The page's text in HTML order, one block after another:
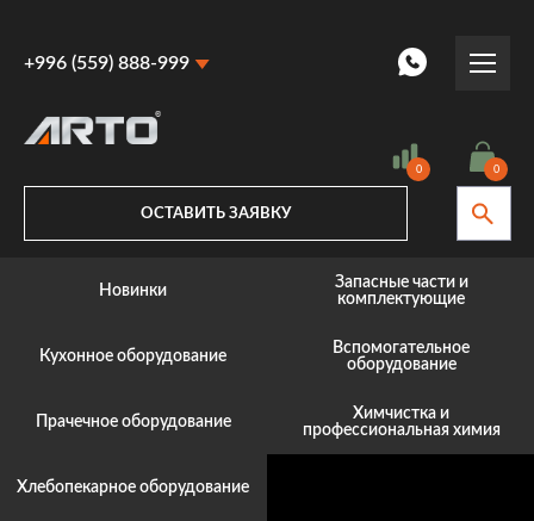
+996 (559) 888-999
+996 (559) 888-999
0 0
ОСТАВИТЬ ЗАЯВКУ
Новинки
Кухонное оборудование
Прачечное оборудование
Хлебопекарное оборудование
Запасные части и
комплектующие
Вспомогательное
оборудование
Химчистка и
профессиональная химия